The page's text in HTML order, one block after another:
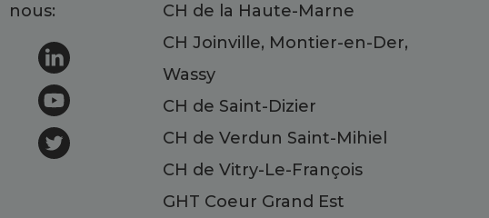
nous:
CH de la Haute-Marne
CH Joinville, Montier-en-Der,
Wassy
CH de Saint-Dizier
CH de Verdun Saint-Mihiel
CH de Vitry-Le-François
GHT Coeur Grand Est